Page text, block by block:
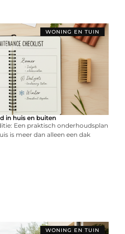
WONING EN TUIN
in huis en buiten
Een praktisch onderhoudsplan
is meer dan alleen een dak
WONING EN TUIN